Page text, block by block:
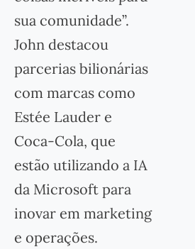
sua comunidade”.
John destacou
parcerias bilionárias
com marcas como
Estée Lauder e
Coca-Cola, que
estão utilizando a IA
da Microsoft para
inovar em marketing
e operações.